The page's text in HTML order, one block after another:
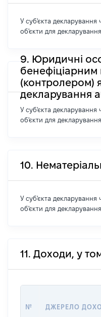
У суб'єкта декларування
об'єкти для
9. Юридичні
(контролером)
декларування
У суб'єкта декларування
об'єкти для
10.
У суб'єкта декларування
об'єкти для
11. Доходи, у
№ ДЖЕРЕЛО